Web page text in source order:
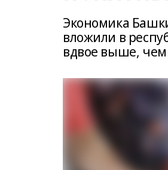
Экономика
вложили в
вдвое выше, чем